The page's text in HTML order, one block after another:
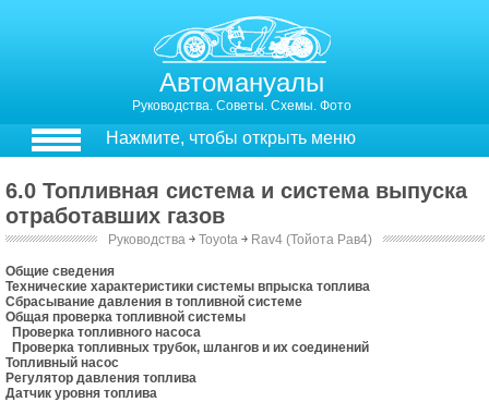
Автомануалы
Руководства. Советы. Схемы. Фото
Нажмите, чтобы открыть меню
6.0 Топливная система и система выпуска
отработавших газов
Руководства ￫ Toyota ￫ Rav4 (Тойота Рав4)
Общие сведения
Технические характеристики системы впрыска топлива
Сбрасывание давления в топливной системе
Общая проверка топливной системы
Проверка топливного насоса
Проверка топливных трубок, шлангов и их соединений
Топливный насос
Регулятор давления топлива
Датчик уровня топлива